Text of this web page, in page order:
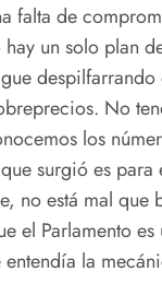
falta de
un solo plan
No
los
surgió es
no está mal que
el Parlamento
la